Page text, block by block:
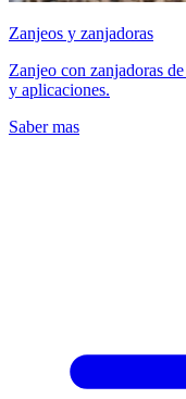
Zanjeos y zanjadoras
Zanjeo con zanjadoras
y aplicaciones.
Saber mas